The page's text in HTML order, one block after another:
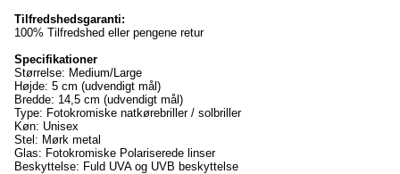
Tilfredshedsgaranti:
100% Tilfredshed eller pengene retur
Specifikationer
Størrelse: Medium/Large
Højde: 5 cm (udvendigt mål)
Bredde: 14,5 cm (udvendigt mål)
Type: Fotokromiske natkørebriller / solbriller
Køn: Unisex
Stel: Mørk metal
Glas: Fotokromiske Polariserede linser
Beskyttelse: Fuld UVA og UVB beskyttelse